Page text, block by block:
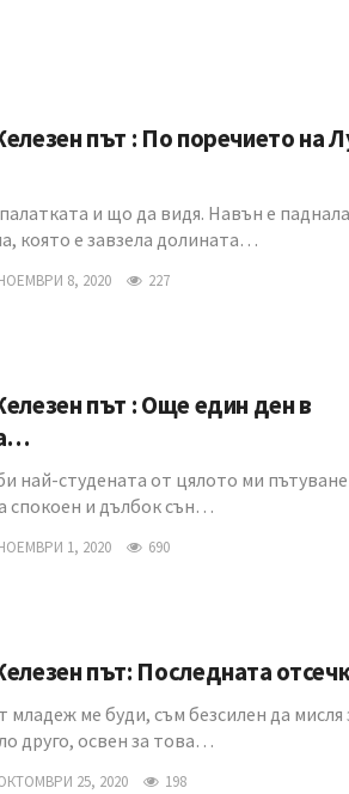
път : По поречието на
и що да видя. Навън е паднала
която е завзела долината…
8, 2020 227
път : Още един ден в
най-студената от цялото ми пътуване
спокоен и дълбок сън…
1, 2020 690
път: Последната
младеж ме буди, съм безсилен да мисля
друго, освен за това…
25, 2020 198